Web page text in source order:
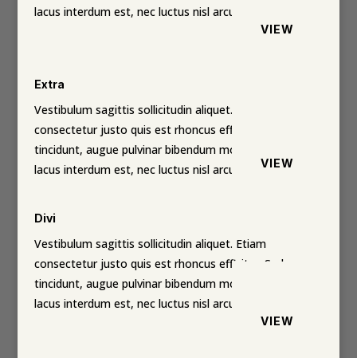
lacus interdum est, nec luctus nisl arcu ut elit.
VIEW
Extra
Vestibulum sagittis sollicitudin aliquet. Etiam
consectetur justo quis est rhoncus efficitur. Sed
tincidunt, augue pulvinar bibendum molestie, lacus
lacus interdum est, nec luctus nisl arcu ut elit.VIEW
Divi
Vestibulum sagittis sollicitudin aliquet. Etiam
consectetur justo quis est rhoncus efficitur. Sed
tincidunt, augue pulvinar bibendum molestie, lacus
lacus interdum est, nec luctus nisl arcu ut elit.
VIEW